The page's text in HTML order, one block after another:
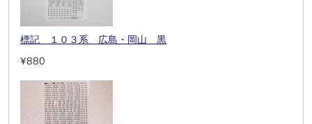
標記 １０３系 広島・岡山 黒
¥880